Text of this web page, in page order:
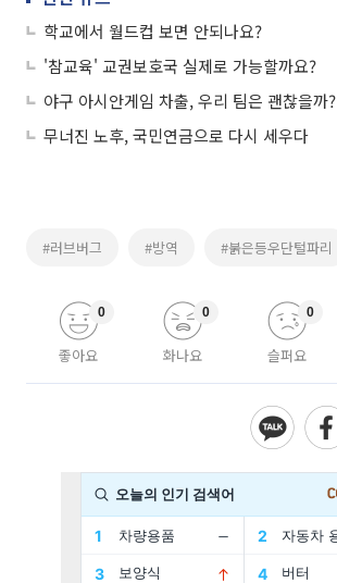
학교에서 월드컵 보면 안되나요?
'참교육' 교권보호국 실제로 가능할까요?
야구 아시안게임 차출, 우리 팀은 괜찮을까?
무너진 노후, 국민연금으로 다시 세우다
#러브버그 #방역 #붉은등우단털파리
좋아요
0
화나요
0
슬퍼요
0